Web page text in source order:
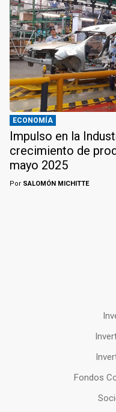
ECONOMÍA
Impulso en la
crecimiento de
mayo 2025
Por SALOMÓN MICHITTE
Fondos